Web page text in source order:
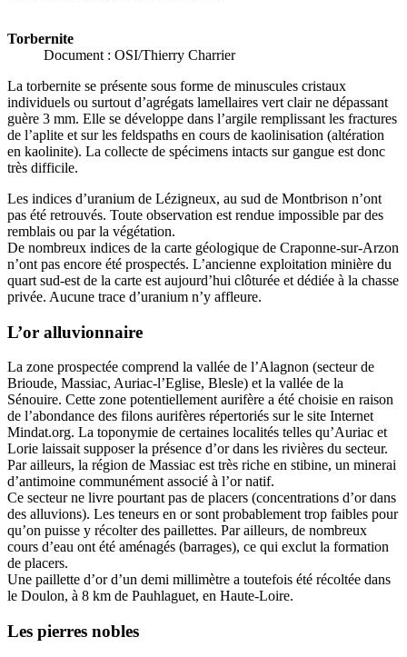
Torbernite
Document : OSI/Thierry Charrier
La torbernite se présente sous forme de minuscules cristaux
individuels ou surtout d’agrégats lamellaires vert clair ne dépassant
guère 3 mm. Elle se développe dans l’argile remplissant les fractures
de l’aplite et sur les feldspaths en cours de kaolinisation (altération
en kaolinite). La collecte de spécimens intacts sur gangue est donc
très difficile.
Les indices d’uranium de Lézigneux, au sud de Montbrison n’ont
pas été retrouvés. Toute observation est rendue impossible par des
remblais ou par la végétation.
De nombreux indices de la carte géologique de Craponne-sur-Arzon
n’ont pas encore été prospectés. L’ancienne exploitation minière du
quart sud-est de la carte est aujourd’hui clôturée et dédiée à la chasse
privée. Aucune trace d’uranium n’y affleure.
L’or alluvionnaire
La zone prospectée comprend la vallée de l’Alagnon (secteur de
Brioude, Massiac, Auriac-l’Eglise, Blesle) et la vallée de la
Sénouire. Cette zone potentiellement aurifère a été choisie en raison
de l’abondance des filons aurifères répertoriés sur le site Internet
Mindat.org. La toponymie de certaines localités telles qu’Auriac et
Lorie laissait supposer la présence d’or dans les rivières du secteur.
Par ailleurs, la région de Massiac est très riche en stibine, un minerai
d’antimoine communément associé à l’or natif.
Ce secteur ne livre pourtant pas de placers (concentrations d’or dans
des alluvions). Les teneurs en or sont probablement trop faibles pour
qu’on puisse y récolter des paillettes. Par ailleurs, de nombreux
cours d’eau ont été aménagés (barrages), ce qui exclut la formation
de placers.
Une paillette d’or d’un demi millimètre a toutefois été récoltée dans
le Doulon, à 8 km de Pauhlaguet, en Haute-Loire.
Les pierres nobles